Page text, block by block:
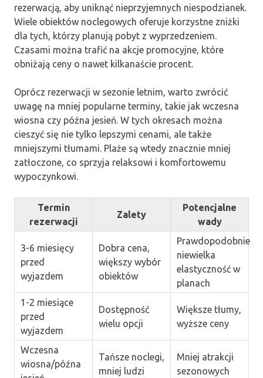
rezerwacją, aby uniknąć nieprzyjemnych niespodzianek.
Wiele obiektów noclegowych oferuje korzystne zniżki
dla tych, którzy planują pobyt z wyprzedzeniem.
Czasami można trafić na akcje promocyjne, które
obniżają ceny o nawet kilkanaście procent.
Oprócz rezerwacji w sezonie letnim, warto zwrócić
uwagę na mniej popularne terminy, takie jak wczesna
wiosna czy późna jesień. W tych okresach można
cieszyć się nie tylko lepszymi cenami, ale także
mniejszymi tłumami. Plaże są wtedy znacznie mniej
zatłoczone, co sprzyja relaksowi i komfortowemu
wypoczynkowi.
Termin
rezerwacji
Zalety
Potencjalne
wady
3-6 miesięcy
przed
wyjazdem
Dobra cena,
większy wybór
obiektów
Prawdopodobnie
niewielka
elastyczność w
planach
1-2 miesiące
przed
wyjazdem
Dostępność
wielu opcji
Większe tłumy,
wyższe ceny
Wczesna
wiosna/późna
Tańsze noclegi,
mniej ludzi
Mniej atrakcji
sezonowych